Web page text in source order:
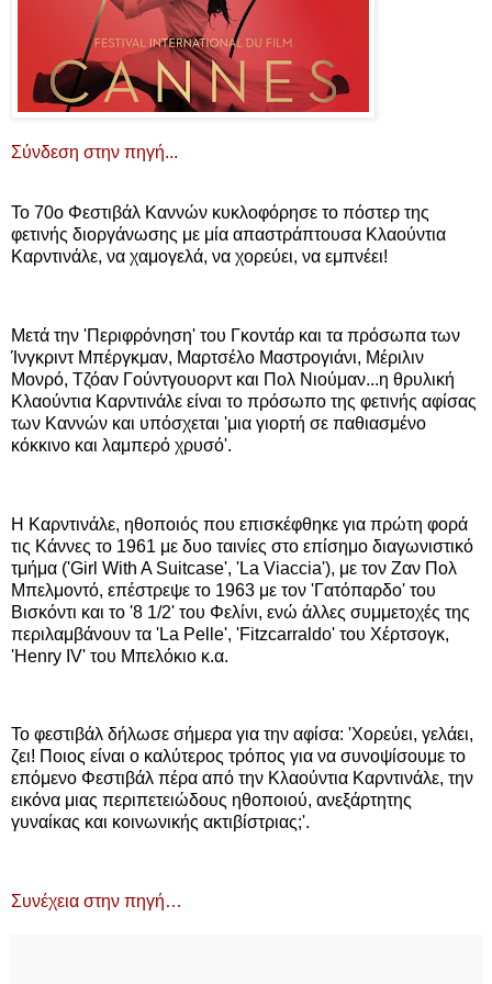
Σύνδεση στην πηγή...
Το 70ο Φεστιβάλ Καννών κυκλοφόρησε το πόστερ της
φετινής διοργάνωσης με μία απαστράπτουσα Κλαούντια
Καρντινάλε, να χαμογελά, να χορεύει, να εμπνέει!
Μετά την 'Περιφρόνηση' του Γκοντάρ και τα πρόσωπα των
Ίνγκριντ Μπέργκμαν, Μαρτσέλο Μαστρογιάνι, Μέριλιν
Μονρό, Τζόαν Γούντγουορντ και Πολ Νιούμαν...η θρυλική
Κλαούντια Καρντινάλε είναι το πρόσωπο της φετινής αφίσας
των Καννών και υπόσχεται 'μια γιορτή σε παθιασμένο
κόκκινο και λαμπερό χρυσό'.
Η Καρντινάλε, ηθοποιός που επισκέφθηκε για πρώτη φορά
τις Κάννες το 1961 με δυο ταινίες στο επίσημο διαγωνιστικό
τμήμα ('Girl With A Suitcase', 'La Viaccia'), με τον Ζαν Πολ
Μπελμοντό, επέστρεψε το 1963 με τον 'Γατόπαρδο' του
Βισκόντι και το '8 1/2' του Φελίνι, ενώ άλλες συμμετοχές της
περιλαμβάνουν τα 'La Pelle', 'Fitzcarraldo' του Χέρτσογκ,
'Henry IV' του Μπελόκιο κ.α.
Το φεστιβάλ δήλωσε σήμερα για την αφίσα: 'Χορεύει, γελάει,
ζει! Ποιος είναι ο καλύτερος τρόπος για να συνοψίσουμε το
επόμενο Φεστιβάλ πέρα από την Κλαούντια Καρντινάλε, την
εικόνα μιας περιπετειώδους ηθοποιού, ανεξάρτητης
γυναίκας και κοινωνικής ακτιβίστριας;'.
Συνέχεια στην πηγή…